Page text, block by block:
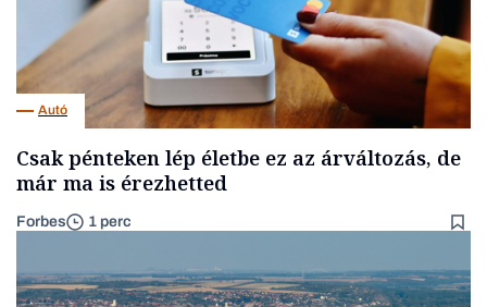
Autó
Csak pénteken lép életbe ez az árváltozás, de
már ma is érezhetted
Forbes 1 perc